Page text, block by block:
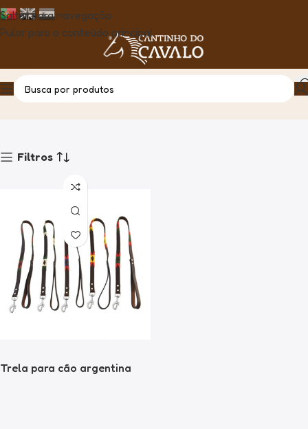
Saltar para navegação
Pular para o conteúdo principal
ColeirasCasa Produto
Filtros
Trela para cão argentina